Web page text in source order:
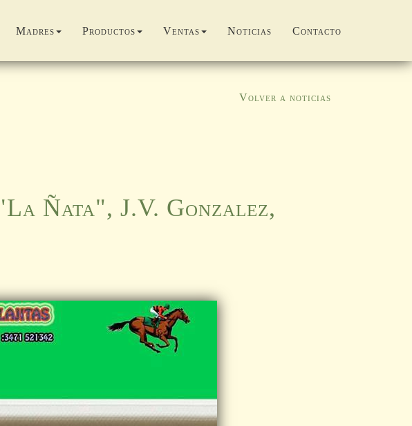
Madres Productos Ventas Noticias Contacto
Volver a noticias
Ñata", J.V. Gonzalez,